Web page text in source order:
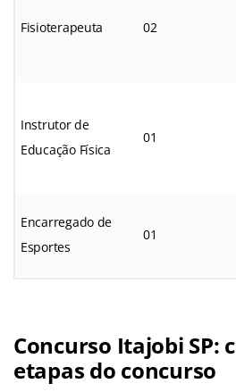
Fisioterapeuta 02
Instrutor de
Educação Física
01
Encarregado de
Esportes
01
Concurso Itajobi SP:
etapas do concurso